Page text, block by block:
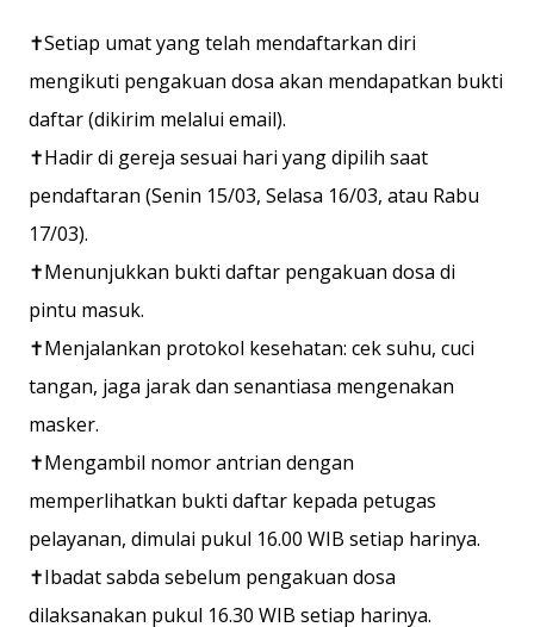
✝️Setiap umat yang telah mendaftarkan diri
mengikuti pengakuan dosa akan mendapatkan bukti
daftar (dikirim melalui email).
✝️Hadir di gereja sesuai hari yang dipilih saat
pendaftaran (Senin 15/03, Selasa 16/03, atau Rabu
17/03).
✝️Menunjukkan bukti daftar pengakuan dosa di
pintu masuk.
✝️Menjalankan protokol kesehatan: cek suhu, cuci
tangan, jaga jarak dan senantiasa mengenakan
masker.
✝️Mengambil nomor antrian dengan
memperlihatkan bukti daftar kepada petugas
pelayanan, dimulai pukul 16.00 WIB setiap harinya.
✝️Ibadat sabda sebelum pengakuan dosa
dilaksanakan pukul 16.30 WIB setiap harinya.